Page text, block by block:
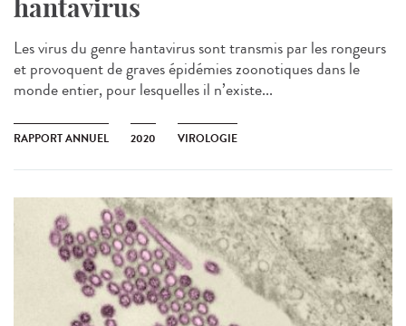
hantavirus
Les virus du genre hantavirus sont transmis par les rongeurs
et provoquent de graves épidémies zoonotiques dans le
monde entier, pour lesquelles il n’existe...
RAPPORT ANNUEL 2020 VIROLOGIE